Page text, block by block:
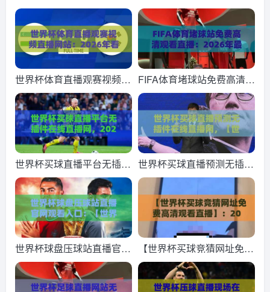
世界杯体育直播观赛视频直
播网站：2026年看球新姿
势，这3个平台藏着不少惊
喜
FIFA体育堵球站免费高清观
看直播：2026年最全观赛
指南与实测体验
世界杯买球直播平台无插件
在线直播网，2026年观赛
新体验全面解析
世界杯买球直播预测无插件
在线直播网，【世界杯买球
直播预测无插件在线直播
网】2026年球迷必备神器
世界杯球盘压球站直播官网
观看入口：【世界杯球盘压
球站直播官网观看入口】20
【世界杯买球竞猜网址免费
高清观看直播】：2026年
球迷必收藏的观赛指南